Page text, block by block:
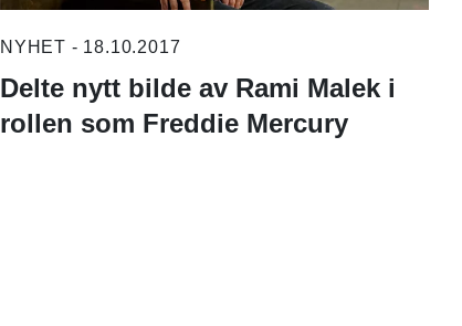
NYHET - 18.10.2017
Delte nytt bilde av Rami Malek i
rollen som Freddie Mercury